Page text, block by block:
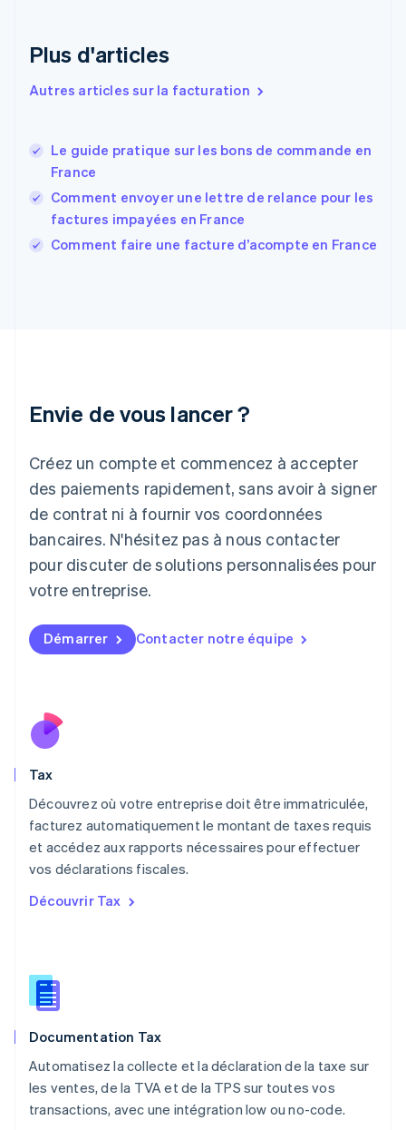
Plus d'articles
Autres articles sur la facturation
Le guide pratique sur les bons de commande en
France
Comment envoyer une lettre de relance pour les
factures impayées en France
Comment faire une facture d’acompte en France
Envie de vous lancer ?
Créez un compte et commencez à accepter
des paiements rapidement, sans avoir à signer
de contrat ni à fournir vos coordonnées
bancaires. N'hésitez pas à nous contacter
pour discuter de solutions personnalisées pour
votre entreprise.
Démarrer Contacter notre équipe
Tax
Découvrez où votre entreprise doit être immatriculée,
facturez automatiquement le montant de taxes requis
et accédez aux rapports nécessaires pour effectuer
vos déclarations fiscales.
Découvrir Tax
Documentation Tax
Automatisez la collecte et la déclaration de la taxe sur
les ventes, de la TVA et de la TPS sur toutes vos
transactions, avec une intégration low ou no-code.
Espagne
Estonie
EnglishEspañol简体中文
Finlande
English Svenska
FrançaisEnglish
Gibraltar
English
Italie
Japon
日本語
Lettonie
English
Liechtenstein
DeutschEnglish
English
FrançaisDeutschEnglish
Malaisie
Mexique
Español
Nouvelle-Zélande
Pays-Bas
NederlandsEnglish
Pologne
Portugal
République tchèque
English
English
Royaume-Uni
Singapour
English简体中文